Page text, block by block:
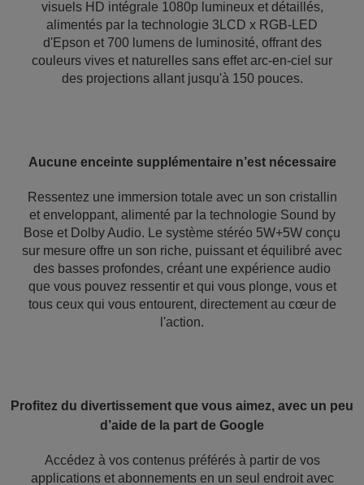
visuels HD intégrale 1080p lumineux et détaillés,
alimentés par la technologie 3LCD x RGB-LED
d'Epson et 700 lumens de luminosité, offrant des
couleurs vives et naturelles sans effet arc-en-ciel sur
des projections allant jusqu'à 150 pouces.
Aucune enceinte supplémentaire n’est nécessaire
Ressentez une immersion totale avec un son cristallin
et enveloppant, alimenté par la technologie Sound by
Bose et Dolby Audio. Le système stéréo 5W+5W conçu
sur mesure offre un son riche, puissant et équilibré avec
des basses profondes, créant une expérience audio
que vous pouvez ressentir et qui vous plonge, vous et
tous ceux qui vous entourent, directement au cœur de
l'action.
Profitez du divertissement que vous aimez, avec un peu
d’aide de la part de Google
Accédez à vos contenus préférés à partir de vos
applications et abonnements en un seul endroit avec